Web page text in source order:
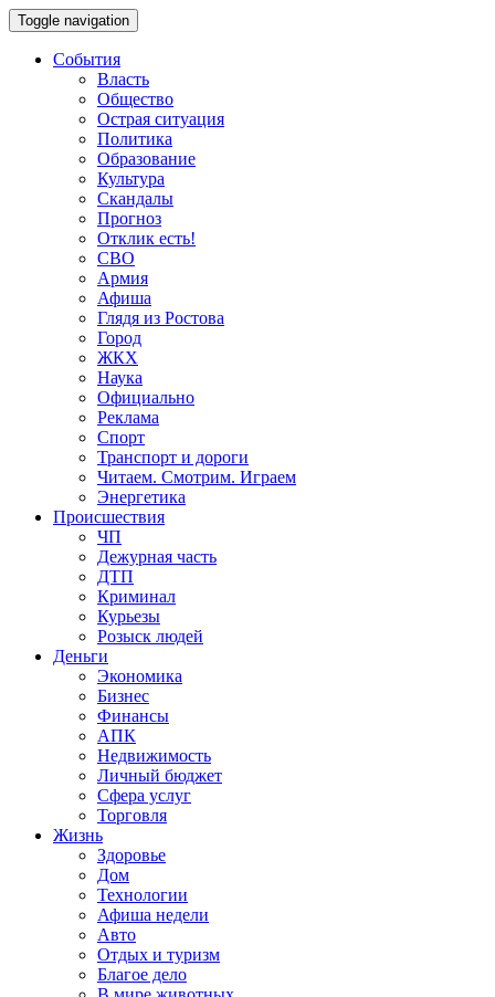
Toggle navigation
События
Власть
Общество
Острая ситуация
Политика
Образование
Культура
Скандалы
Прогноз
Отклик есть!
СВО
Армия
Афиша
Глядя из Ростова
Город
ЖКХ
Наука
Официально
Реклама
Спорт
Транспорт и дороги
Читаем. Смотрим. Играем
Энергетика
Происшествия
ЧП
Дежурная часть
ДТП
Криминал
Курьезы
Розыск людей
Деньги
Экономика
Бизнес
Финансы
АПК
Недвижимость
Личный бюджет
Сфера услуг
Торговля
Жизнь
Здоровье
Дом
Технологии
Афиша недели
Авто
Отдых и туризм
Благое дело